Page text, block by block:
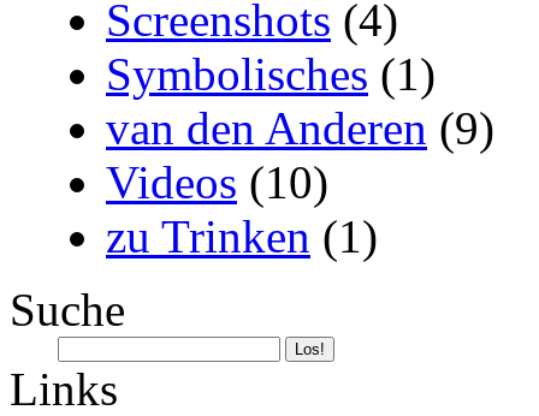
Screenshots (4)
Symbolisches (1)
van den Anderen (9)
Videos (10)
zu Trinken (1)
Suche
Links